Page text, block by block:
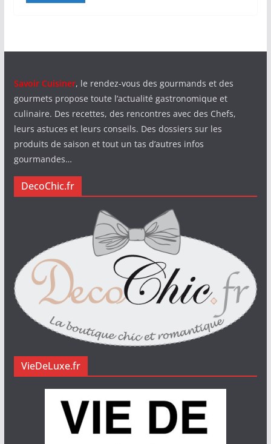
Savoir Cuisiner, le rendez-vous des gourmands et des
gourmets propose toute l’actualité gastronomique et
culinaire. Des recettes, des rencontres avec des Chefs,
leurs astuces et leurs conseils. Des dossiers sur les
produits de saison et tout un tas d’autres infos
gourmandes…
DecoChic.fr
VieDeLuxe.fr